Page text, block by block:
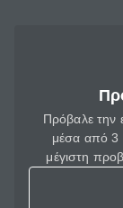
Πρόβαλε την
μέσα από 3
μέγιστη